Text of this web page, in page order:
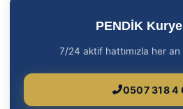
PENDİK Kurye
7/24 aktif hattımızla her
0507 318 4